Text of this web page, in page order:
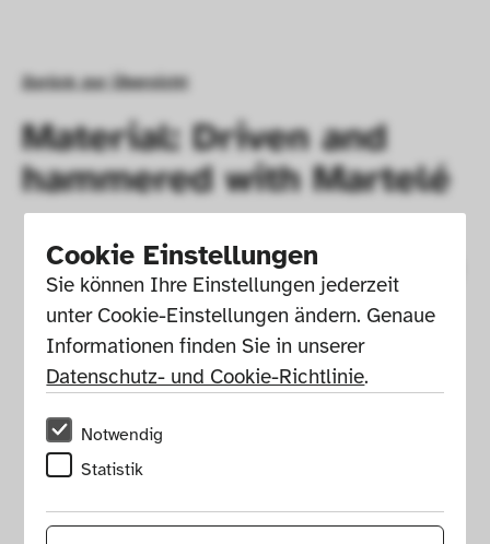
Cookie Einstellungen
Sie können Ihre Einstellungen jederzeit
unter Cookie-Einstellungen ändern. Genaue
Informationen finden Sie in unserer
Datenschutz- und Cookie-Richtlinie.
Notwendig
Statistik
Zurück zur Übersicht
Material: Driven and
hammered with Martelé
Impressum Presse
Hausordnung
Newsletter